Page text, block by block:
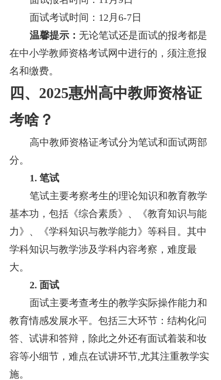
面试考试时间：12月6-7日
温馨提示： 无论笔试还是面试的报考都是
在中小学教师资格考试网中进行的，须注意报
名和缴费。
四、2025惠州高中教师资格证
考啥？
高中教师资格证考试分为笔试和面试两部
分。
1. 笔试
笔试主要考察考生的理论知识和教育教学
基本功，包括《综合素质》、《教育知识与能
力》、《学科知识与教学能力》等科目。其中
学科知识与教学涉及学科内容考察，难度最
大。
2. 面试
面试主要考查考生的教学实际操作能力和
教育情感发展水平。包括三大环节：结构化问
答、试讲和答辩，除此之外还有面试着装和妆
容等小细节，难点在试讲环节,尤其注重教学实
施。